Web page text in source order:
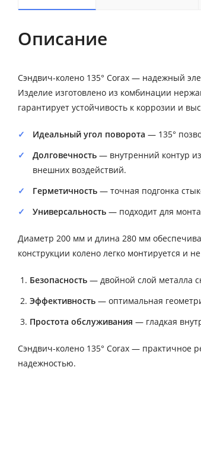
Описание
Сэндвич-колено 135° Corax — надежный
Изделие изготовлено из комбинации
гарантирует устойчивость к коррозии и
Идеальный угол поворота — 135°
Долговечность — внутренний контур
внешних воздействий.
Герметичность — точная подгонка
Универсальность — подходит для
Диаметр 200 мм и длина 280 мм
конструкции колено легко монтируется и
Безопасность — двойной слой металла
Эффективность — оптимальная
Простота обслуживания — гладкая
Сэндвич-колено 135° Corax — практичное
надежностью.